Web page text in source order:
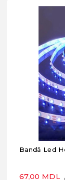
Bandă Led
67,00 MDL